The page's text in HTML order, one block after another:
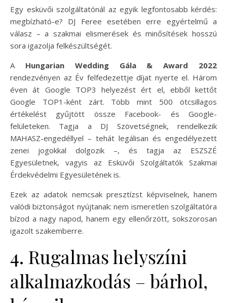
Egy esküvői szolgáltatónál az egyik legfontosabb kérdés:
megbízható-e? DJ Feree esetében erre egyértelmű a
válasz – a szakmai elismerések és minősítések hosszú
sora igazolja felkészültségét.
A Hungarian Wedding Gála & Award 2022
rendezvényen az Év felfedezettje díjat nyerte el. Három
éven át Google TOP3 helyezést ért el, ebből kettőt
Google TOP1-ként zárt. Több mint 500 ötcsillagos
értékelést gyűjtött össze Facebook- és Google-
felületeken. Tagja a DJ Szövetségnek, rendelkezik
MAHASZ-engedéllyel – tehát legálisan és engedélyezett
zenei jogokkal dolgozik –, és tagja az ESZSZÉ
Egyesületnek, vagyis az Esküvői Szolgáltatók Szakmai
Érdekvédelmi Egyesületének is.
Ezek az adatok nemcsak presztízst képviselnek, hanem
valódi biztonságot nyújtanak: nem ismeretlen szolgáltatóra
bízod a nagy napod, hanem egy ellenőrzött, sokszorosan
igazolt szakemberre.
4. Rugalmas helyszíni
alkalmazkodás – bárhol,